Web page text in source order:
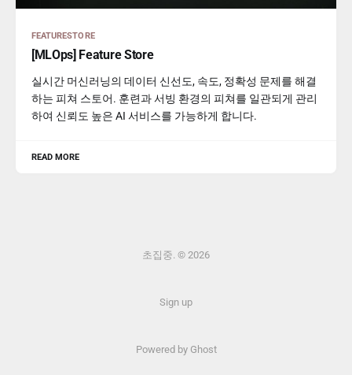
FEATURESTORE
[MLOps] Feature Store
실시간 머신러닝의 데이터 신선도, 속도, 정확성 문제를 해결
하는 피쳐 스토어. 훈련과 서빙 환경의 피쳐를 일관되게 관리
하여 신뢰도 높은 AI 서비스를 가능하게 합니다.
READ MORE
초집중. © 2026
Sign up
Powered by Ghost